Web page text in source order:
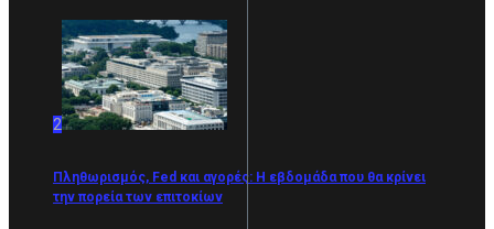
2
Πληθωρισμός, Fed και αγορές: Η εβδομάδα που θα κρίνει
την πορεία των επιτοκίων